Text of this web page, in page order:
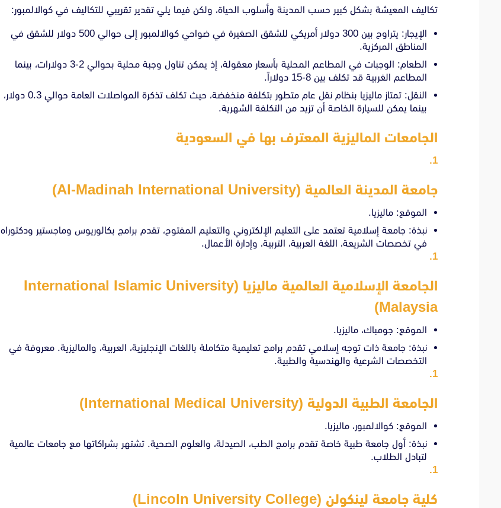
تكاليف المعيشة بشكل كبير حسب المدينة وأسلوب الحياة، ولكن فيما يلي تقدير تقريبي للتكاليف في كوالالمبور:
الإيجار: يتراوح بين 300 دولار أمريكي للشقق الصغيرة في ضواحي كوالالمبور إلى حوالي 500 دولار للشقق في
المناطق المركزية.
الطعام: الوجبات في المطاعم المحلية بأسعار معقولة، إذ يمكن تناول وجبة محلية بحوالي 2-3 دولارات، بينما
المطاعم الغربية قد تكلف بين 8-15 دولاراً.
النقل: تمتاز ماليزيا بنظام نقل عام متطور بتكلفة منخفضة، حيث تكلف تذكرة المواصلات العامة حوالي 0.3 دولار،
بينما يمكن للسيارة الخاصة أن تزيد من التكلفة الشهرية.
الجامعات الماليزية المعترف بها في السعودية
جامعة المدينة العالمية (Al-Madinah International University)
الموقع: ماليزيا.
نبذة: جامعة إسلامية تعتمد على التعليم الإلكتروني والتعليم المفتوح، تقدم برامج بكالوريوس وماجستير ودكتوراه
في تخصصات الشريعة، اللغة العربية، التربية، وإدارة الأعمال.
الجامعة الإسلامية العالمية ماليزيا (International Islamic University
Malaysia)
الموقع: جومباك، ماليزيا.
نبذة: جامعة ذات توجه إسلامي تقدم برامج تعليمية متكاملة باللغات الإنجليزية، العربية، والماليزية. معروفة في
التخصصات الشرعية والهندسية والطبية.
الجامعة الطبية الدولية (International Medical University)
الموقع: كوالالمبور، ماليزيا.
نبذة: أول جامعة طبية خاصة تقدم برامج الطب، الصيدلة، والعلوم الصحية. تشتهر بشراكاتها مع جامعات عالمية
لتبادل الطلاب.
كلية جامعة لينكولن (Lincoln University College)